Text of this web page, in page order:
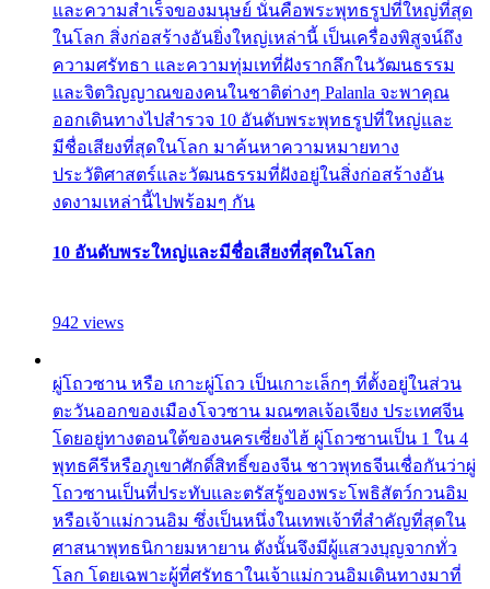
และความสำเร็จของมนุษย์ นั่นคือพระพุทธรูปที่ใหญ่ที่สุด
ในโลก สิ่งก่อสร้างอันยิ่งใหญ่เหล่านี้ เป็นเครื่องพิสูจน์ถึง
ความศรัทธา และความทุ่มเทที่ฝังรากลึกในวัฒนธรรม
และจิตวิญญาณของคนในชาติต่างๆ Palanla จะพาคุณ
ออกเดินทางไปสำรวจ 10 อันดับพระพุทธรูปที่ใหญ่และ
มีชื่อเสียงที่สุดในโลก มาค้นหาความหมายทาง
ประวัติศาสตร์และวัฒนธรรมที่ฝังอยู่ในสิ่งก่อสร้างอัน
งดงามเหล่านี้ไปพร้อมๆ กัน
10 อันดับพระใหญ่และมีชื่อเสียงที่สุดในโลก
942 views
ผู่โถวซาน หรือ เกาะผู่โถว เป็นเกาะเล็กๆ ที่ตั้งอยู่ในส่วน
ตะวันออกของเมืองโจวซาน มณฑลเจ้อเจียง ประเทศจีน
โดยอยู่ทางตอนใต้ของนครเซี่ยงไฮ้ ผู่โถวซานเป็น 1 ใน 4
พุทธคีรีหรือภูเขาศักดิ์สิทธิ์ของจีน ชาวพุทธจีนเชื่อกันว่าผู่
โถวซานเป็นที่ประทับและตรัสรู้ของพระโพธิสัตว์กวนอิม
หรือเจ้าแม่กวนอิม ซึ่งเป็นหนึ่งในเทพเจ้าที่สำคัญที่สุดใน
ศาสนาพุทธนิกายมหายาน ดังนั้นจึงมีผู้แสวงบุญจากทั่ว
โลก โดยเฉพาะผู้ที่ศรัทธาในเจ้าแม่กวนอิมเดินทางมาที่